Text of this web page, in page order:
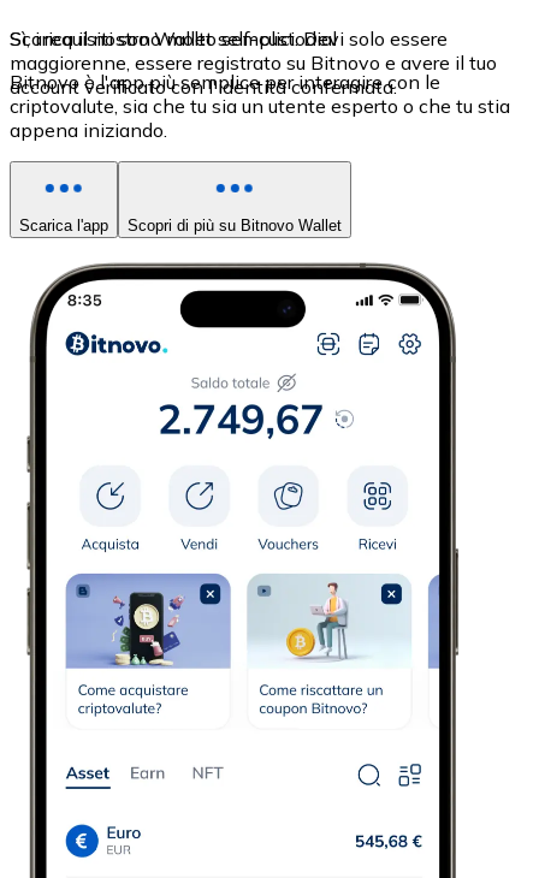
Sì, i requisiti sono molto semplici. Devi solo essere
maggiorenne, essere registrato su Bitnovo e avere il tuo
account verificato con l'identità confermata.
Scarica il nostro Wallet self-custodial
Bitnovo è l'app più semplice per interagire con le
criptovalute, sia che tu sia un utente esperto o che tu stia
appena iniziando.
Scarica l'app Scopri di più su Bitnovo Wallet